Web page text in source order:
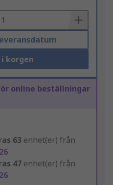
i korgen
online beställningar
63 enhet(er) från
47 enhet(er) från